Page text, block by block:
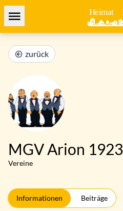
zurück
MGV Arion 1923
Vereine
Informationen Beiträge